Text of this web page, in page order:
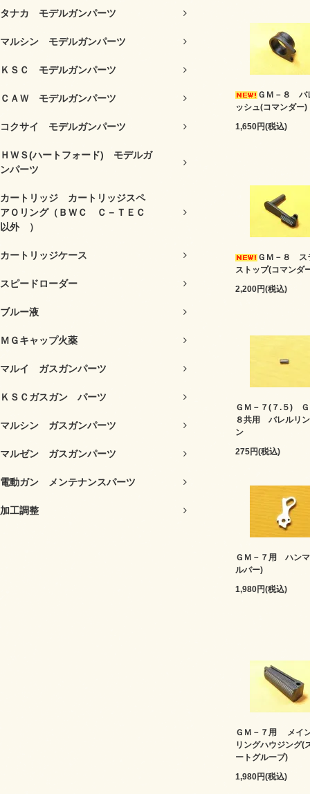
タナカ モデルガンパーツ
マルシン モデルガンパーツ
ＫＳＣ モデルガンパーツ
ＣＡＷ モデルガンパーツ
コクサイ モデルガンパーツ
ＨＷＳ(ハートフォード) モデルガ
ンパーツ
カートリッジ カートリッジスペ
アＯリング（ＢＷＣ Ｃ－ＴＥＣ
以外 ）
カートリッジケース
スピードローダー
ブルー液
ＭＧキャップ火薬
マルイ ガスガンパーツ
ＫＳＣガスガン パーツ
マルシン ガスガンパーツ
マルゼン ガスガンパーツ
電動ガン メンテナンスパーツ
加工調整
ＧＭ－８ バ
ッシュ(コマンダー)
1,650円(税込)
ＧＭ－８ ス
ストップ(コマンダ
2,200円(税込)
ＧＭ－７(７.５)
８共用 バレルリ
ン
275円(税込)
ＧＭ－７用 ハン
ルバー)
1,980円(税込)
ＧＭ－７用 メイ
リングハウジング(
ートグルーブ)
1,980円(税込)